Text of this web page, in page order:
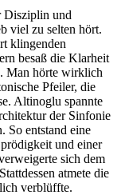
Disziplin und
viel zu selten hört.
klingenden
besaß die Klarheit
Man hörte wirklich
Pfeiler, die
Altinoglu spannte
der Sinfonie
So entstand eine
und einer
sich dem
atmete die
verblüffte.